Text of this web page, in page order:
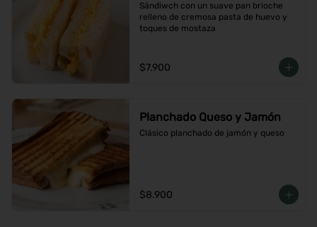
Sándiwch con un suave pan brioche
relleno de cremosa pasta de huevo y
toques de mostaza
$7.900
Planchado Queso y Jamón
Clásico planchado de jamón y queso
$8.900